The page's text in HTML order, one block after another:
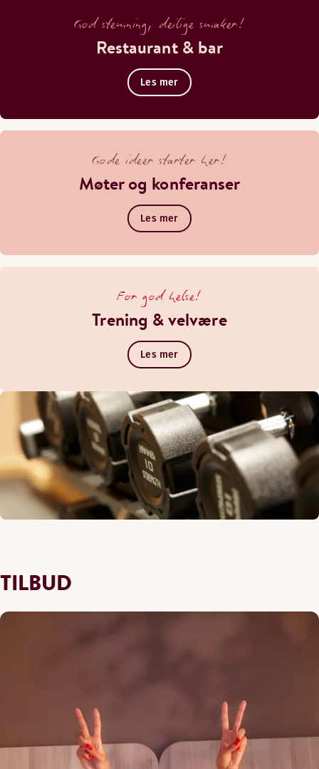
God stemning, deilige smaker!
Restaurant & bar
Les mer
Gode ideer starter her!
Møter og konferanser
Les mer
For god helse!
Trening & velvære
Les mer
TILBUD